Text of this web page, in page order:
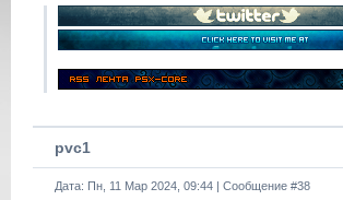
pvc1
Дата: Пн, 11 Мар 2024, 09:44 | Сообщение #38